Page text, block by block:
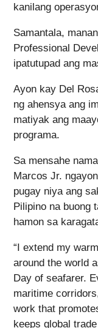
kanilang
Samantala,
Professional
ipatutupad ang
Ayon kay Del
ng ahensya ang
matiyak ang
programa.
Sa mensahe
Marcos Jr.
pugay niya ang
Pilipino na buong
hamon sa
“I extend my
around the world
Day of seafarer.
maritime
work that
keeps global